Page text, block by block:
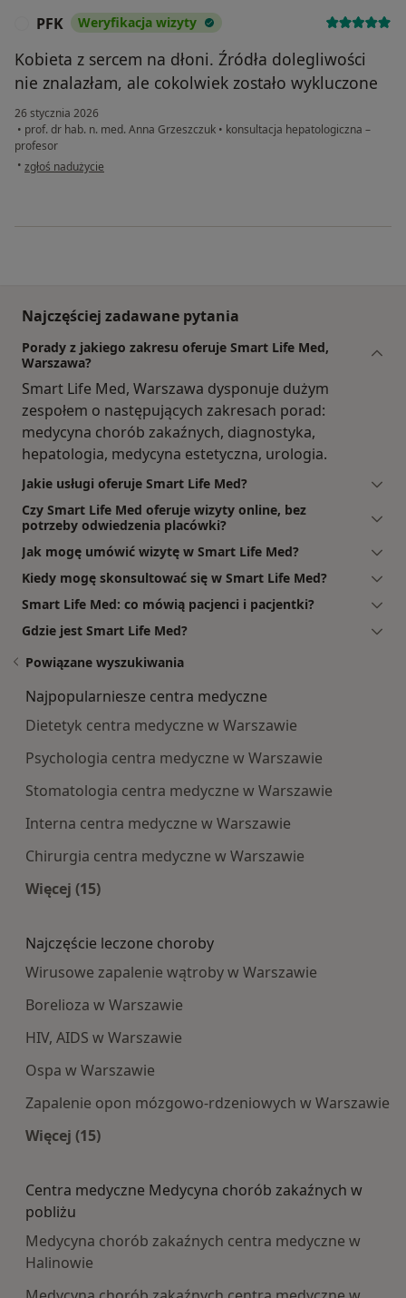
PFK Weryfikacja wizyty
Kobieta z sercem na dłoni. Źródła dolegliwości
nie znalazłam, ale cokolwiek zostało wykluczone
26 stycznia 2026
• prof. dr hab. n. med. Anna Grzeszczuk • konsultacja hepatologiczna –
profesor
• w opinii użytkownika PFK
zgłoś nadużycie
Najczęściej zadawane pytania
Porady z jakiego zakresu oferuje Smart Life Med,
Warszawa?
Smart Life Med, Warszawa dysponuje dużym
zespołem o następujących zakresach porad:
medycyna chorób zakaźnych, diagnostyka,
hepatologia, medycyna estetyczna, urologia.
Jakie usługi oferuje Smart Life Med?
Czy Smart Life Med oferuje wizyty online, bez
potrzeby odwiedzenia placówki?
Jak mogę umówić wizytę w Smart Life Med?
Kiedy mogę skonsultować się w Smart Life Med?
Smart Life Med: co mówią pacjenci i pacjentki?
Gdzie jest Smart Life Med?
Powiązane wyszukiwania
Najpopularniesze centra medyczne
Dietetyk centra medyczne w Warszawie
Psychologia centra medyczne w Warszawie
Stomatologia centra medyczne w Warszawie
Interna centra medyczne w Warszawie
Chirurgia centra medyczne w Warszawie
Więcej (15)
Najczęście leczone choroby
Wirusowe zapalenie wątroby w Warszawie
Borelioza w Warszawie
HIV, AIDS w Warszawie
Ospa w Warszawie
Zapalenie opon mózgowo-rdzeniowych w Warszawie
Więcej (15)
Centra medyczne Medycyna chorób zakaźnych w
pobliżu
Medycyna chorób zakaźnych centra medyczne w
Halinowie